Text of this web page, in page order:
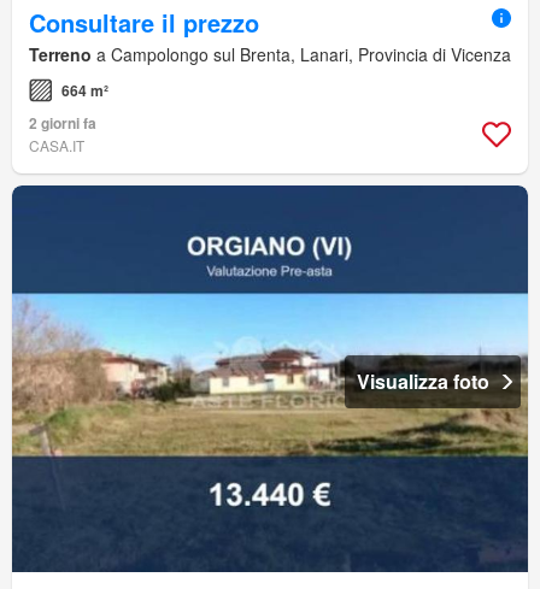
Consultare il prezzo
Terreno a Campolongo sul Brenta, Lanari, Provincia di Vicenza
664 m²
2 giorni fa
CASA.IT
Visualizza foto